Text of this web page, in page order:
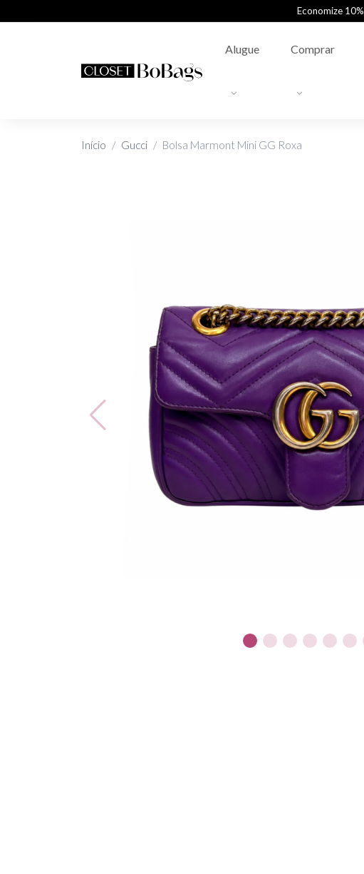
Economize 10%
Alugue Comprar
Início Gucci Bolsa Marmont Mini GG Roxa